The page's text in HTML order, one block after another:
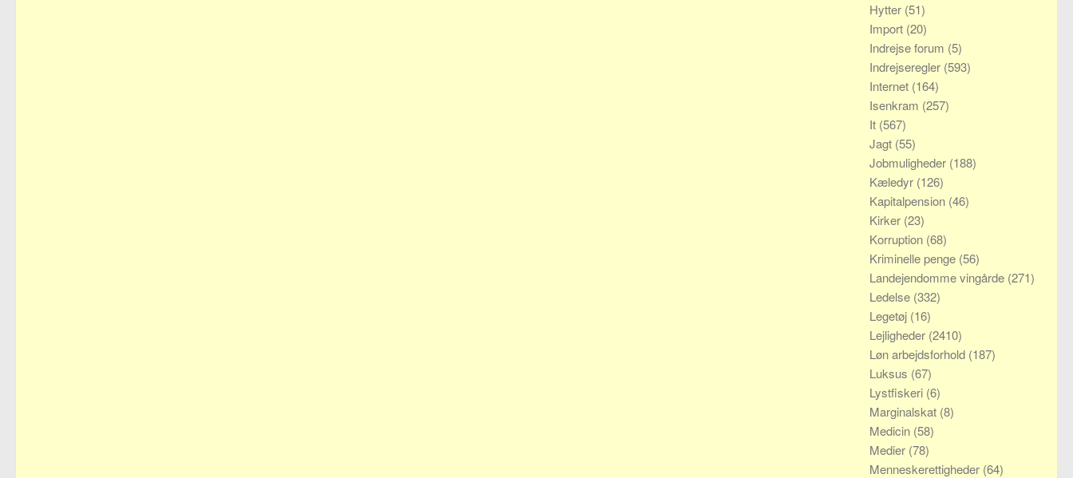
Hytter (51)
Import (20)
Indrejse forum (5)
Indrejseregler (593)
Internet (164)
Isenkram (257)
It (567)
Jagt (55)
Jobmuligheder (188)
Kæledyr (126)
Kapitalpension (46)
Kirker (23)
Korruption (68)
Kriminelle penge (56)
Landejendomme vingårde (271)
Ledelse (332)
Legetøj (16)
Lejligheder (2410)
Løn arbejdsforhold (187)
Luksus (67)
Lystfiskeri (6)
Marginalskat (8)
Medicin (58)
Medier (78)
Menneskerettigheder (64)